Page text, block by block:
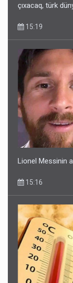
çıxacaq, türk
15:19
Lionel Messinin
15:16